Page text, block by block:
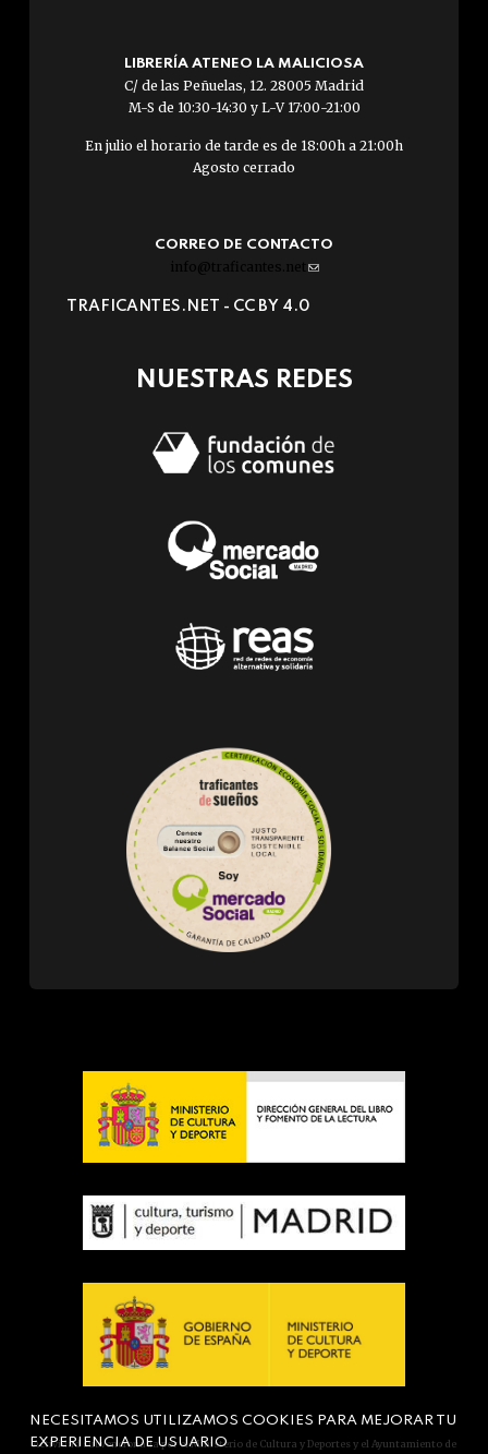
LIBRERÍA ATENEO LA MALICIOSA
C/ de las Peñuelas, 12. 28005 Madrid
M-S de 10:30-14:30 y L-V 17:00-21:00
En julio el horario de tarde es de 18:00h a 21:00h
Agosto cerrado
CORREO DE CONTACTO
info@traficantes.net (link
e-
TRAFICANTES.NET - CC BY 4.0
NUESTRAS REDES
Actividad subvencionada por el Ministerio de Cultura y Deportes y el Ayuntamiento de
NECESITAMOS UTILIZAMOS COOKIES PARA MEJORAR TU
EXPERIENCIA DE USUARIO